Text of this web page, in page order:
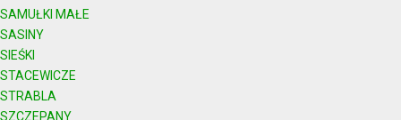
SAMUŁKI MAŁE
SASINY
SIEŚKI
STACEWICZE
STRABLA
SZCZEPANY